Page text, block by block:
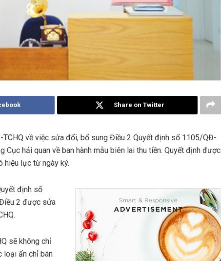
Share on Twitter
về việc sửa đổi, bổ sung Điều 2 Quyết định số 1105/QĐ-
Cục hải quan về ban hành mẫu biên lai thu tiền. Quyết định được
hiệu lực từ ngày ký.
định số
2 được sửa
sẽ không chỉ
loại ấn chỉ bán